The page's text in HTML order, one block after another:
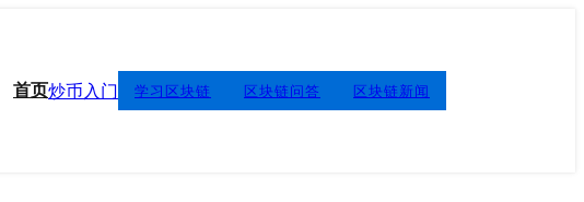
首页炒币入门 学习区块链 区块链问答 区块链新闻